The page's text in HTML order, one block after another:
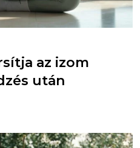
az izom
után